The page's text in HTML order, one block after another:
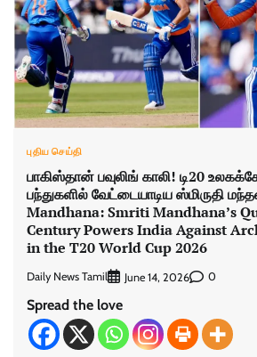
புதிய செய்தி
பாகிஸ்தான் பவுலிங் காலி! டி20
பந்துகளில் வேட்டையாடிய ஸ்மிருதி
Mandhana: Smriti Mandhana’s
Century Powers India Against
in the T20 World Cup 2026
Daily News Tamil June 14, 2026 0
Spread the love